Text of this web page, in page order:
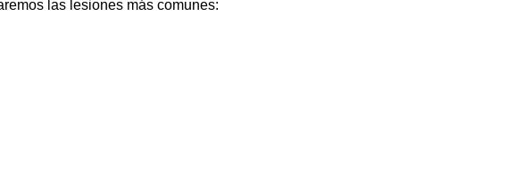
las lesiones más comunes: